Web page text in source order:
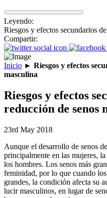
Leyendo:
Riesgos y efectos secundarios
Compartir:
Inicio ► Riesgos y efectos
masculina
Riesgos y efectos
reducción de senos
23rd May 2018
Aunque el desarrollo de senos
principalmente en las mujeres,
los hombres. Los senos más
feminidad, por lo que cuando
grandes, la condición afecta su
lucir masculinos, en lugar de